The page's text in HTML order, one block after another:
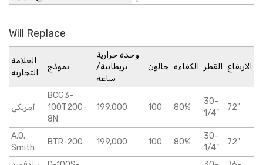
Will Replace
العلامة
التجارية
نموذج
وحدة حرارية
بريطانية/
ساعة
جالون الكفاءة القطر الارتفاع
أمريكي
BCG3-
100T200-
8N
199,000 100 80%
30-
1/4"
72"
A.O.
Smith
BTR-200 199,000 100 80%
30-
1/4"
72"